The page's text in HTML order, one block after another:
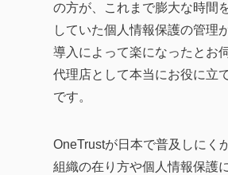
の方が、これまで膨大な時間
していた個人情報保護の管理
導入によって楽になったとお
代理店として本当にお役に立
です。
OneTrustが日本で普及しにく
組織の在り方や個人情報保護